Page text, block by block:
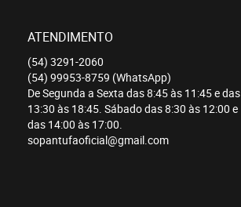
ATENDIMENTO
(54) 3291-2060
(54) 99953-8759 (WhatsApp)
De Segunda a Sexta das 8:45 às 11:45 e das
13:30 às 18:45. Sábado das 8:30 às 12:00 e
das 14:00 às 17:00.
sopantufaoficial@gmail.com